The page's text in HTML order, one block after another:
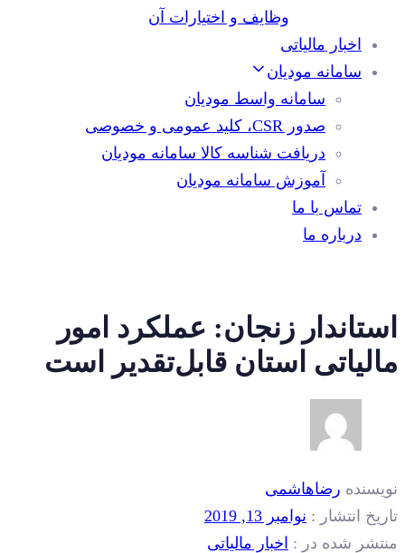
وظایف و اختیارات آن
اخبار مالیاتی
سامانه مودیان
سامانه واسط مودیان
صدور CSR، کلید عمومی و خصوصی
دریافت شناسه کالا سامانه مودیان
آموزش سامانه مودیان
تماس با ما
درباره ما
استاندار زنجان: عملکرد امور
مالیاتی استان قابل‌تقدیر است
نویسنده رضاهاشمی
تاریخ انتشار : نوامبر 13, 2019
منتشر شده در : اخبار مالیاتی